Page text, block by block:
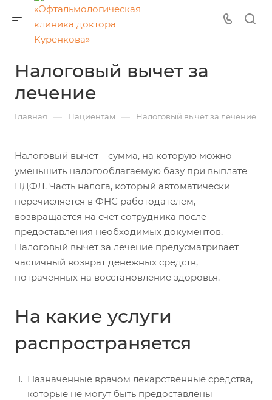
Налоговый вычет за
лечение
Главная — Пациентам — Налоговый вычет за лечение
Налоговый вычет – сумма, на которую можно
уменьшить налогооблагаемую базу при выплате
НДФЛ. Часть налога, который автоматически
перечисляется в ФНС работодателем,
возвращается на счет сотрудника после
предоставления необходимых документов.
Налоговый вычет за лечение предусматривает
частичный возврат денежных средств,
потраченных на восстановление здоровья.
На какие услуги
распространяется
Назначенные врачом лекарственные средства,
которые не могут быть предоставлены